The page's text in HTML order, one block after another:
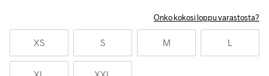
Onko kokosi loppu varastosta?
XS S M L